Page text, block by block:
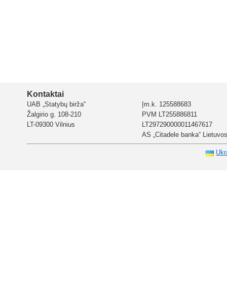
Kontaktai
UAB „Statybų birža“
Žalgirio g. 108-210
LT-09300 Vilnius
Įm.k. 125588683
PVM LT255886811
LT297290000011467617
AS „Citadele banka“